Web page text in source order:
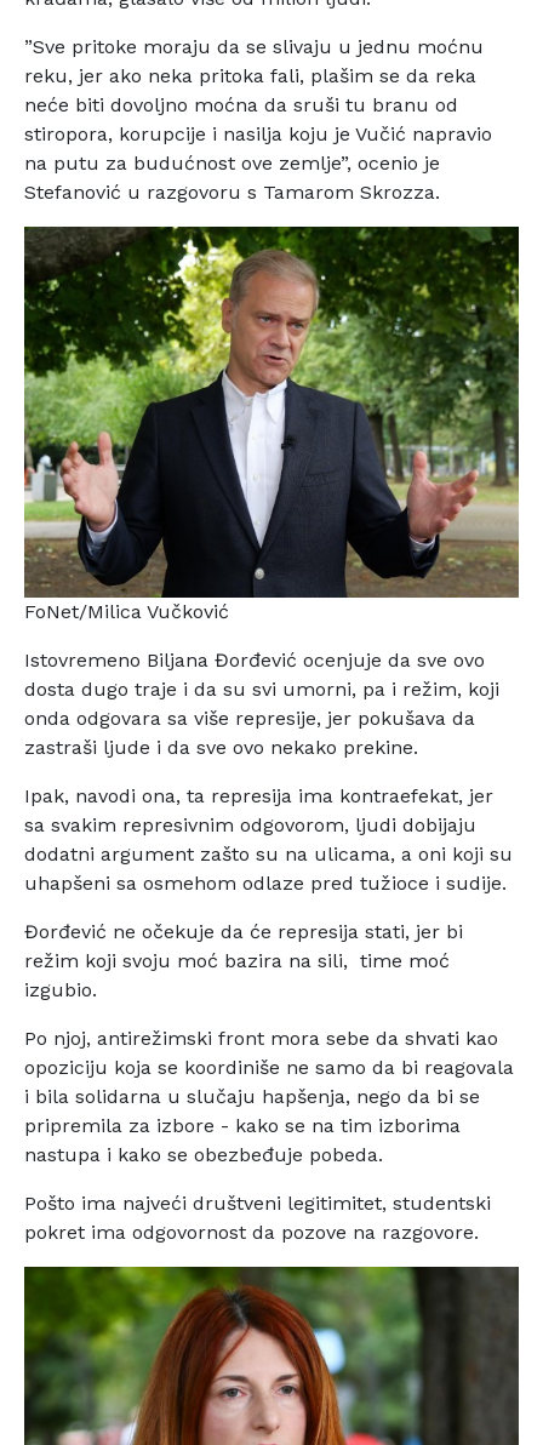
”Sve pritoke moraju da se slivaju u jednu moćnu
reku, jer ako neka pritoka fali, plašim se da reka
neće biti dovoljno moćna da sruši tu branu od
stiropora, korupcije i nasilja koju je Vučić napravio
na putu za budućnost ove zemlje”, ocenio je
Stefanović u razgovoru s Tamarom Skrozza.
FoNet/Milica Vučković
Istovremeno Biljana Đorđević ocenjuje da sve ovo
dosta dugo traje i da su svi umorni, pa i režim, koji
onda odgovara sa više represije, jer pokušava da
zastraši ljude i da sve ovo nekako prekine.
Ipak, navodi ona, ta represija ima kontraefekat, jer
sa svakim represivnim odgovorom, ljudi dobijaju
dodatni argument zašto su na ulicama, a oni koji su
uhapšeni sa osmehom odlaze pred tužioce i sudije.
Đorđević ne očekuje da će represija stati, jer bi
režim koji svoju moć bazira na sili, time moć
izgubio.
Po njoj, antirežimski front mora sebe da shvati kao
opoziciju koja se koordiniše ne samo da bi reagovala
i bila solidarna u slučaju hapšenja, nego da bi se
pripremila za izbore - kako se na tim izborima
nastupa i kako se obezbeđuje pobeda.
Pošto ima najveći društveni legitimitet, studentski
pokret ima odgovornost da pozove na razgovore.